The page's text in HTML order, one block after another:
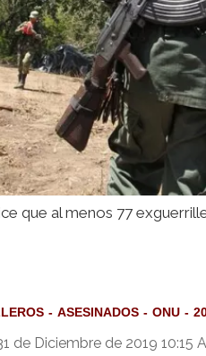
que al menos 77
ASESINADOS ONU
de Diciembre de 2019 10:15